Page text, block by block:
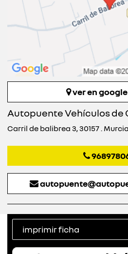
ver en
Autopuente Vehículos de
Carril de balibrea 3, 30157 . Murcia
imprimir ficha